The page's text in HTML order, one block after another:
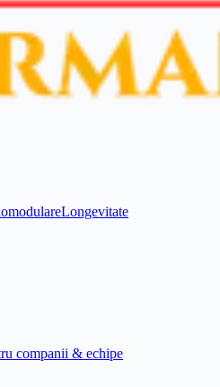
Longevitate
companii & echipe